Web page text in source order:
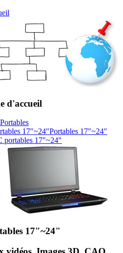
d'accueil
Portables
Portables 17"~24"
portables 17"~24"
17"~24"